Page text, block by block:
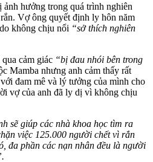
ảnh hưởng trong quá trình nghiên
Vợ ông quyết định ly hôn năm
không chịu nổi “sở thích nghiên
cảm giác “bị đau nhói bên trong
Mamba nhưng anh cảm thấy rất
đam mê và lý tưởng của mình cho
vợ của anh đã ly dị vì không chịu
sẽ giúp các nhà khoa học tìm ra
việc 125.000 người chết vì rắn
đa phần các nạn nhân đều là người